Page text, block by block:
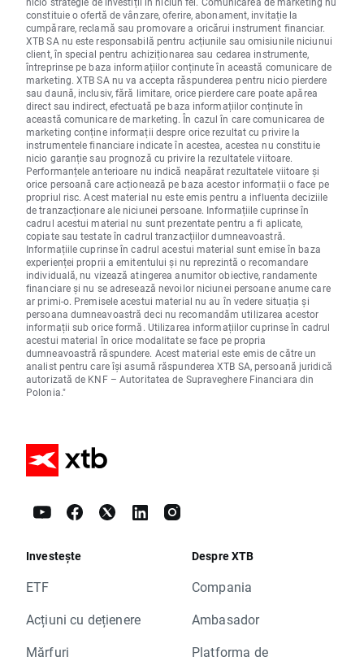
constituie o ofertă de vânzare, oferire, abonament, invitație la
cumpărare, reclamă sau promovare a oricărui instrument financiar.
XTB SA nu este responsabilă pentru acțiunile sau omisiunile niciunui
client, în special pentru achiziționarea sau cedarea instrumente,
întreprinse pe baza informațiilor conținute în această comunicare de
marketing. XTB SA nu va accepta răspunderea pentru nicio pierdere
sau daună, inclusiv, fără limitare, orice pierdere care poate apărea
direct sau indirect, efectuată pe baza informațiilor conținute în
această comunicare de marketing. În cazul în care comunicarea de
marketing conține informații despre orice rezultat cu privire la
instrumentele financiare indicate în acestea, acestea nu constituie
nicio garanție sau prognoză cu privire la rezultatele viitoare.
Performanțele anterioare nu indică neapărat rezultatele viitoare și
orice persoană care acționează pe baza acestor informații o face pe
propriul risc. Acest material nu este emis pentru a influenta deciziile
de tranzacționare ale niciunei persoane. Informațiile cuprinse în
cadrul acestui material nu sunt prezentate pentru a fi aplicate,
copiate sau testate în cadrul tranzacțiilor dumneavoastră.
Informațiile cuprinse în cadrul acestui material sunt emise în baza
experienței proprii a emitentului și nu reprezintă o recomandare
individuală, nu vizează atingerea anumitor obiective, randamente
financiare și nu se adresează nevoilor niciunei persoane anume care
ar primi-o. Premisele acestui material nu au în vedere situația și
persoana dumneavoastră deci nu recomandăm utilizarea acestor
informații sub orice formă. Utilizarea informațiilor cuprinse în cadrul
acestui material în orice modalitate se face pe propria
dumneavoastră răspundere. Acest material este emis de către un
analist pentru care își asumă răspunderea XTB SA, persoană juridică
autorizată de KNF – Autoritatea de Supraveghere Financiara din
Polonia."
Investește
ETF
Acțiuni cu dețienere
Mărfuri
Despre XTB
Compania
Ambasador
Platforma de